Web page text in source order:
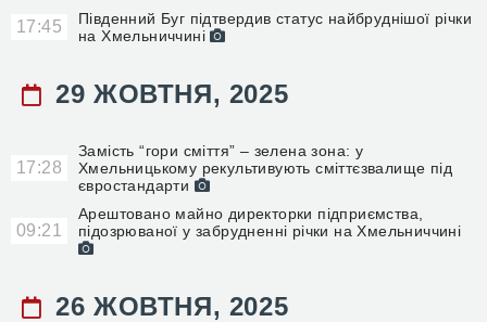
17:45
Південний Буг підтвердив статус найбруднішої річки
на Хмельниччині
29 ЖОВТНЯ, 2025
17:28
Замість “гори сміття” – зелена зона: у
Хмельницькому рекультивують сміттєзвалище під
євростандарти
09:21
Арештовано майно директорки підприємства,
підозрюваної у забрудненні річки на Хмельниччині
26 ЖОВТНЯ, 2025